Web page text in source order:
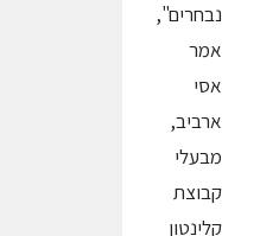
נבחרים",
אמר
אסי
ארביב,
מבעלי
קבוצת
קלינטון